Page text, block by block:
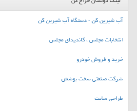
آب شیرین کن - دستگاه آب شیرین کن
انتخابات مجلس ، کاندیدای مجلس
خرید و فروش خودرو
شرکت صنعتی سخت پوشش
طراحی سایت